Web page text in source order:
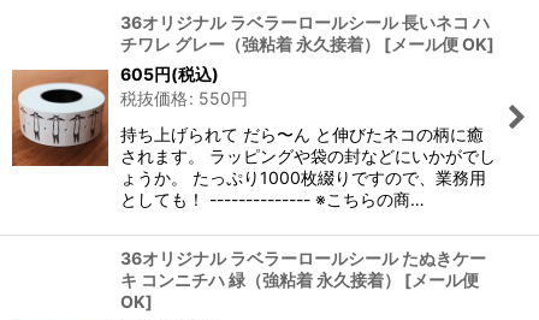
36オリジナル ラベラーロールシール 長いネコ ハ
チワレ グレー（強粘着 永久接着）
[メール便 OK]
605円(税込)
税抜価格: 550円
持ち上げられて だら〜ん と伸びたネコの柄に癒
されます。 ラッピングや袋の封などにいかがでし
ょうか。 たっぷり1000枚綴りですので、業務用
としても！ -------------- ※こちらの商…
36オリジナル ラベラーロールシール たぬきケー
キ コンニチハ 緑（強粘着 永久接着）
[メール便
OK]